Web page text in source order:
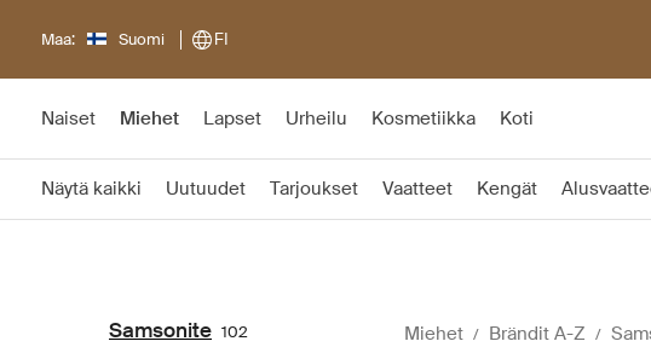
Maa: Suomi FI
Naiset Miehet Lapset Urheilu Kosmetiikka Koti
Näytä kaikki Uutuudet Tarjoukset Vaatteet Kengät
Samsonite 102 Miehet Brändit A-Z